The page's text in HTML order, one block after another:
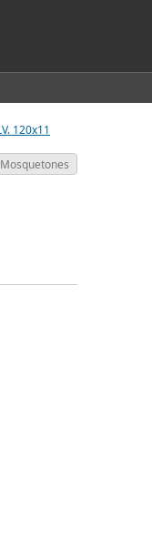
120x11